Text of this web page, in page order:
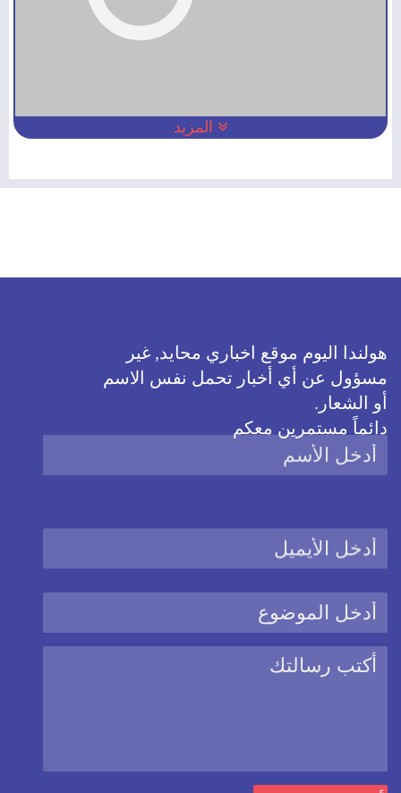
المزيد
هولندا اليوم موقع اخباري محايد, غير
مسؤول عن أي أخبار تحمل نفس الاسم
أو الشعار.
دائماً مستمرين معكم
يمكنك دائماً تغيير اعدادات الكوكيز على هذا الموقع عبر الذهاب الى